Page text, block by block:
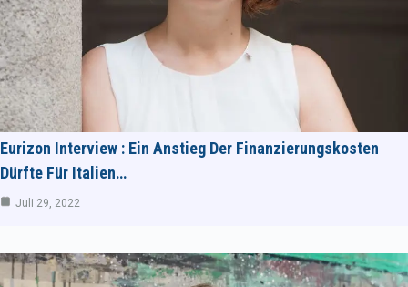
Eurizon Interview : Ein Anstieg Der Finanzierungskosten
Dürfte Für Italien…
Juli 29, 2022